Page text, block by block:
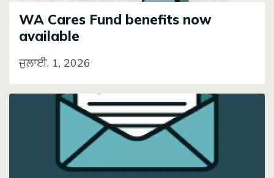
WA Cares Fund benefits now
available
ਜੁਲਾਈ. 1, 2026